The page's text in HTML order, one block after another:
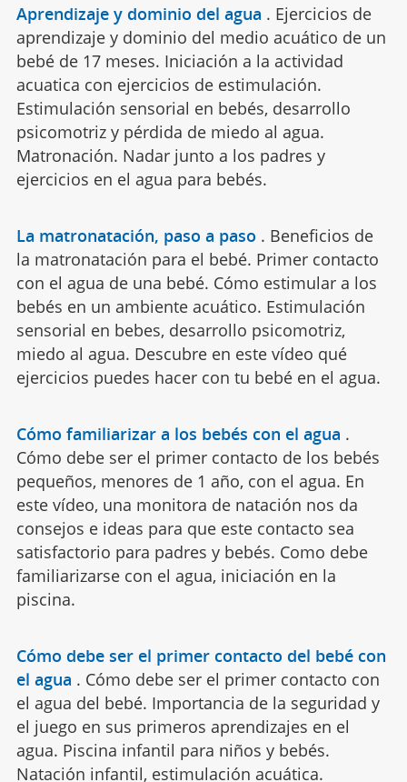
Aprendizaje y dominio del agua . Ejercicios de
aprendizaje y dominio del medio acuático de un
bebé de 17 meses. Iniciación a la actividad
acuatica con ejercicios de estimulación.
Estimulación sensorial en bebés, desarrollo
psicomotriz y pérdida de miedo al agua.
Matronación. Nadar junto a los padres y
ejercicios en el agua para bebés.
La matronatación, paso a paso . Beneficios de
la matronatación para el bebé. Primer contacto
con el agua de una bebé. Cómo estimular a los
bebés en un ambiente acuático. Estimulación
sensorial en bebes, desarrollo psicomotriz,
miedo al agua. Descubre en este vídeo qué
ejercicios puedes hacer con tu bebé en el agua.
Cómo familiarizar a los bebés con el agua .
Cómo debe ser el primer contacto de los bebés
pequeños, menores de 1 año, con el agua. En
este vídeo, una monitora de natación nos da
consejos e ideas para que este contacto sea
satisfactorio para padres y bebés. Como debe
familiarizarse con el agua, iniciación en la
piscina.
Cómo debe ser el primer contacto del bebé con
el agua . Cómo debe ser el primer contacto con
el agua del bebé. Importancia de la seguridad y
el juego en sus primeros aprendizajes en el
agua. Piscina infantil para niños y bebés.
Natación infantil, estimulación acuática.